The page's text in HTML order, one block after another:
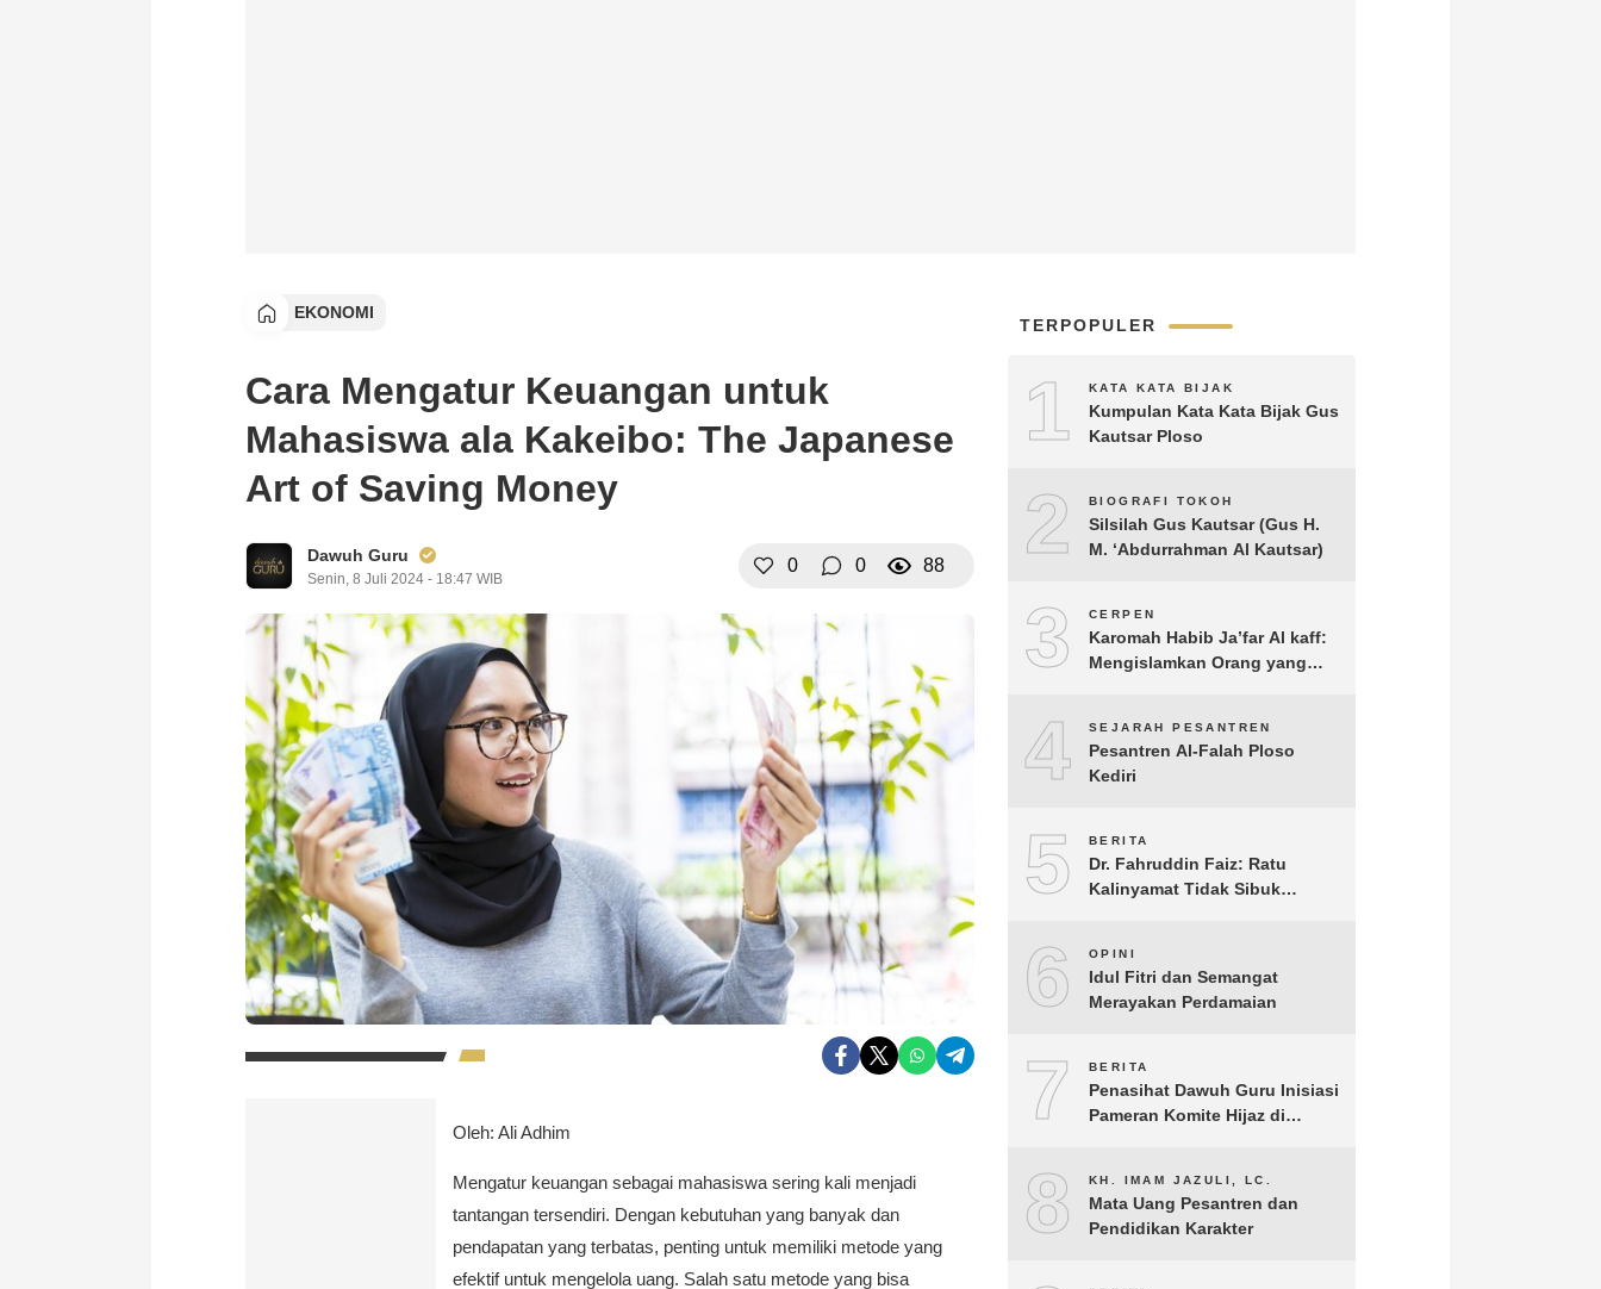
EKONOMI
Cara Mengatur Keuangan untuk
Mahasiswa ala Kakeibo: The Japanese
Art of Saving Money
Dawuh Guru
Senin, 8 Juli 2024 - 18:47 WIB
0 0 88
Oleh: Ali Adhim
Mengatur keuangan sebagai mahasiswa sering kali menjadi
tantangan tersendiri. Dengan kebutuhan yang banyak dan
pendapatan yang terbatas, penting untuk memiliki metode yang
efektif untuk mengelola uang. Salah satu metode yang bisa
TERPOPULER
1 KATA KATA BIJAK
Kumpulan Kata Kata Bijak Gus
Kautsar Ploso
2 BIOGRAFI TOKOH
Silsilah Gus Kautsar (Gus H.
M. ‘Abdurrahman Al Kautsar)
3 CERPEN
Karomah Habib Ja’far Al kaff:
Mengislamkan Orang yang
4 SEJARAH PESANTREN
Pesantren Al-Falah Ploso
Kediri
5 BERITA
Dr. Fahruddin Faiz: Ratu
Kalinyamat Tidak Sibuk
Perekonomian Rakyatnya
6 OPINI
Idul Fitri dan Semangat
Merayakan Perdamaian
7 BERITA
Penasihat Dawuh Guru Inisiasi
Pameran Komite Hijaz di
8 KH. IMAM JAZULI, LC.
Mata Uang Pesantren dan
Pendidikan Karakter